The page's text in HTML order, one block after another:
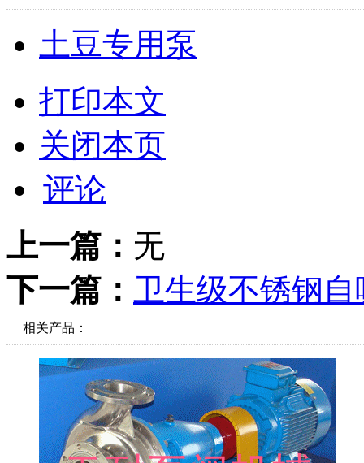
土豆专用泵
打印本文
关闭本页
评论
上一篇： 无
下一篇： 卫生级不锈钢
相关产品：